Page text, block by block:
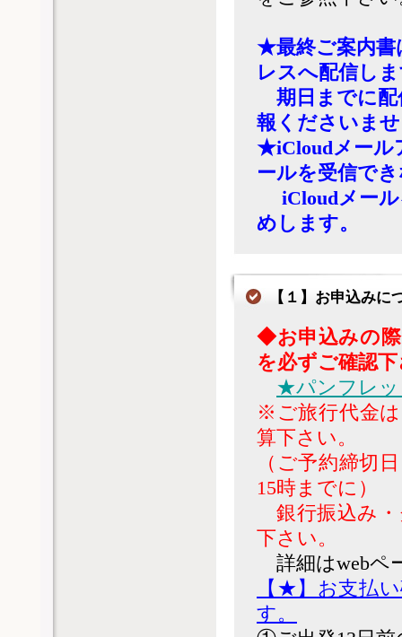
★最終ご案内書
レスへ配信し
期日までに配
報くださいま
★iCloudメール
ールを受信で
iCloudメール
めします。
【１】お申込みに
◆お申込みの際
を必ずご確認
★パンフレ
※ご旅行代金
算下さい。
（ご予約締切
15時までに）
銀行振込み・
下さい。
詳細はwebペ
【★】お支払
す。